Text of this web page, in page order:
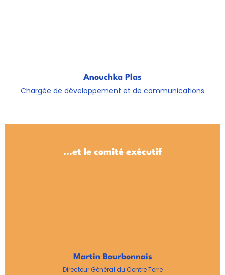
Anouchka Plas
Chargée de développement et de communications
...et le comité exécutif
Martin Bourbonnais
Directeur Général du Centre Terre